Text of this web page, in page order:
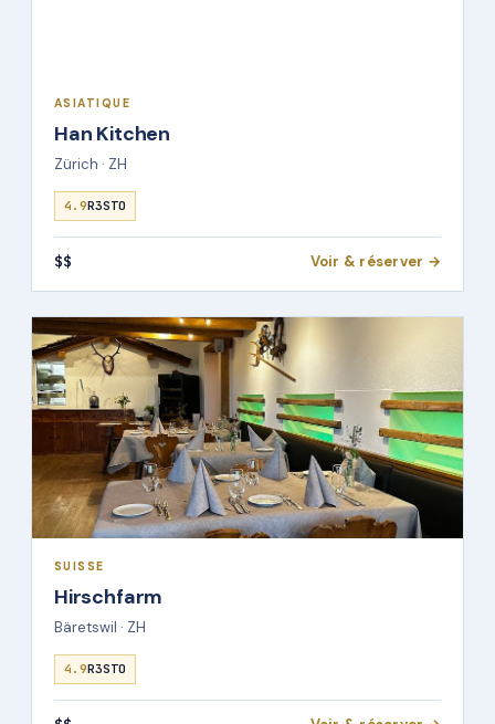
ASIATIQUE
Han Kitchen
Zürich · ZH
4.9R3STO
$$ Voir & réserver →
SUISSE
Hirschfarm
Bäretswil · ZH
4.9R3STO